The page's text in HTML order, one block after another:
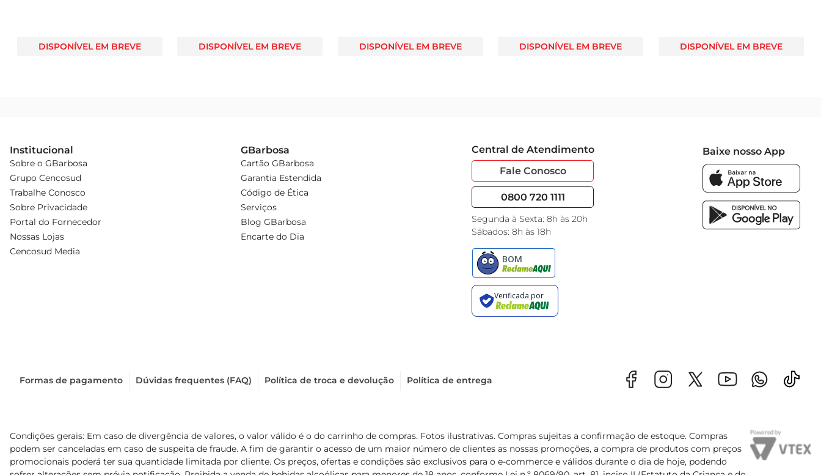
DISPONÍVEL EM BREVE DISPONÍVEL EM BREVE DISPONÍVEL EM BREVE DISPONÍVEL EM BREVE DISPONÍVEL EM BREVE
Institucional
Sobre o GBarbosa
Grupo Cencosud
Trabalhe Conosco
Sobre Privacidade
Portal do Fornecedor
Nossas Lojas
Cencosud Media
GBarbosa
Cartão GBarbosa
Garantia Estendida
Código de Ética
Serviços
Blog GBarbosa
Encarte do Dia
Central de Atendimento
Fale Conosco
0800 720 1111
Segunda à Sexta: 8h às 20h
Sábados: 8h às 18h
Baixe nosso App
Formas de pagamento Dúvidas frequentes (FAQ) Política de troca e devolução Política de entrega
Condições gerais: Em caso de divergência de valores, o valor válido é o do carrinho de compras. Fotos ilustrativas. Compras sujeitas a confirmação de estoque. Compras
podem ser canceladas em caso de suspeita de fraude. A fim de garantir o acesso de um maior número de clientes as nossas promoções, a compra de produtos com preços
promocionais poderá ter sua quantidade limitada por cliente. Os preços, ofertas e condições são exclusivos para o e-commerce e válidos durante o dia de hoje, podendo